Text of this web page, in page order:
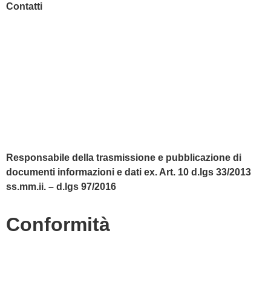
Contatti
Responsabile della trasmissione e pubblicazione di
documenti informazioni e dati ex. Art. 10 d.lgs 33/2013
ss.mm.ii. – d.lgs 97/2016
Conformità